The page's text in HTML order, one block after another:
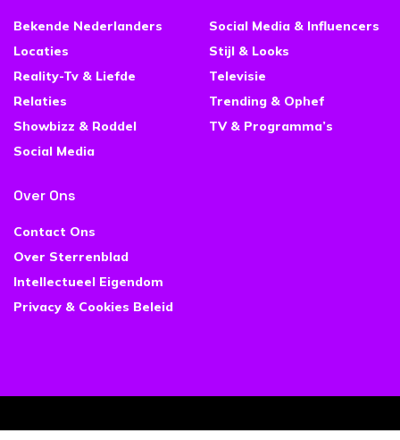
Bekende Nederlanders
Locaties
Reality-Tv & Liefde
Relaties
Showbizz & Roddel
Social Media
Social Media & Influencers
Stijl & Looks
Televisie
Trending & Ophef
TV & Programma’s
Over Ons
Contact Ons
Over Sterrenblad
Intellectueel Eigendom
Privacy & Cookies Beleid